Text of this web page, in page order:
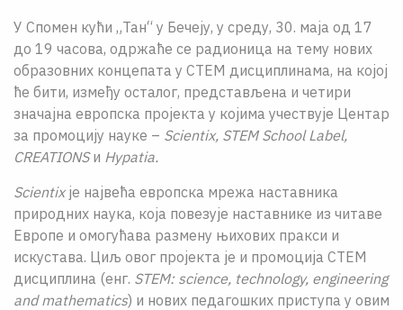
У Спомен кући „Тан“ у Бечеју, у среду, 30. маја од 17
до 19 часова, одржаће се радионица на тему нових
образовних концепата у СТЕМ дисциплинама, на којој
ће бити, између осталог, представљена и четири
значајна европска пројекта у којима учествује Центар
за промоцију науке – Scientix, STEM School Label,
CREATIONSи Hypatiа.
Scientixје највећа европска мрежа наставника
природних наука, која повезује наставнике из читаве
Европе и омогућава размену њихових пракси и
искустава. Циљ овог пројекта је и промоција СТЕМ
дисциплина (енг. STEM: science, technology, engineering
and mathematics) и нових педагошких приступа у овим